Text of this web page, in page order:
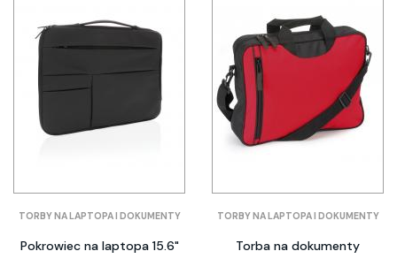
TORBY NA LAPTOPA I DOKUMENTY
Pokrowiec na laptopa 15.6"
TORBY NA LAPTOPA I DOKUMENTY
Torba na dokumenty